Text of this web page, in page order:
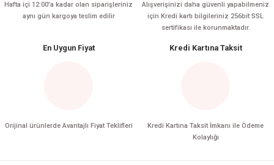
Hafta içi 12:00'a kadar olan siparişleriniz
aynı gün kargoya teslim edilir
Alışverişinizi daha güvenli yapabilmeniz
için Kredi kartı bilgileriniz 256bit SSL
sertifikası ile korunmaktadır.
En Uygun Fiyat
Orijinal ürünlerde Avantajlı Fiyat Teklifleri
Kredi Kartına Taksit
Kredi Kartına Taksit İmkanı ile Ödeme
Kolaylığı